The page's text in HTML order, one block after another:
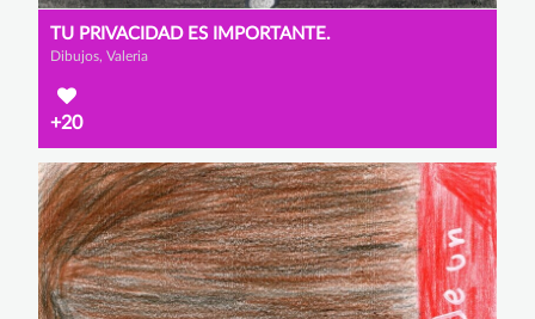
TU PRIVACIDAD ES IMPORTANTE.
Dibujos, Valeria
+20